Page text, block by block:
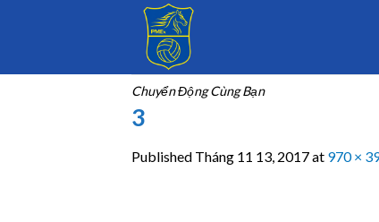
Chuyển Động Cùng Bạn
3
Published Tháng 11 13, 2017at 970 ×